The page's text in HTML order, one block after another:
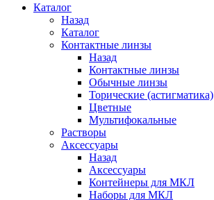
Каталог
Назад
Каталог
Контактные линзы
Назад
Контактные линзы
Обычные линзы
Торические (астигматика)
Цветные
Мультифокальные
Растворы
Аксессуары
Назад
Аксессуары
Контейнеры для МКЛ
Наборы для МКЛ